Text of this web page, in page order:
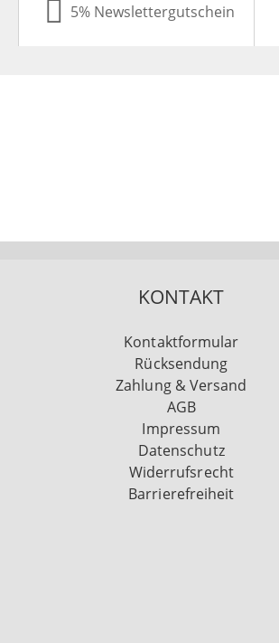
5% Newslettergutschein
KONTAKT
Kontaktformular
Rücksendung
Zahlung & Versand
AGB
Impressum
Datenschutz
Widerrufsrecht
Barrierefreiheit